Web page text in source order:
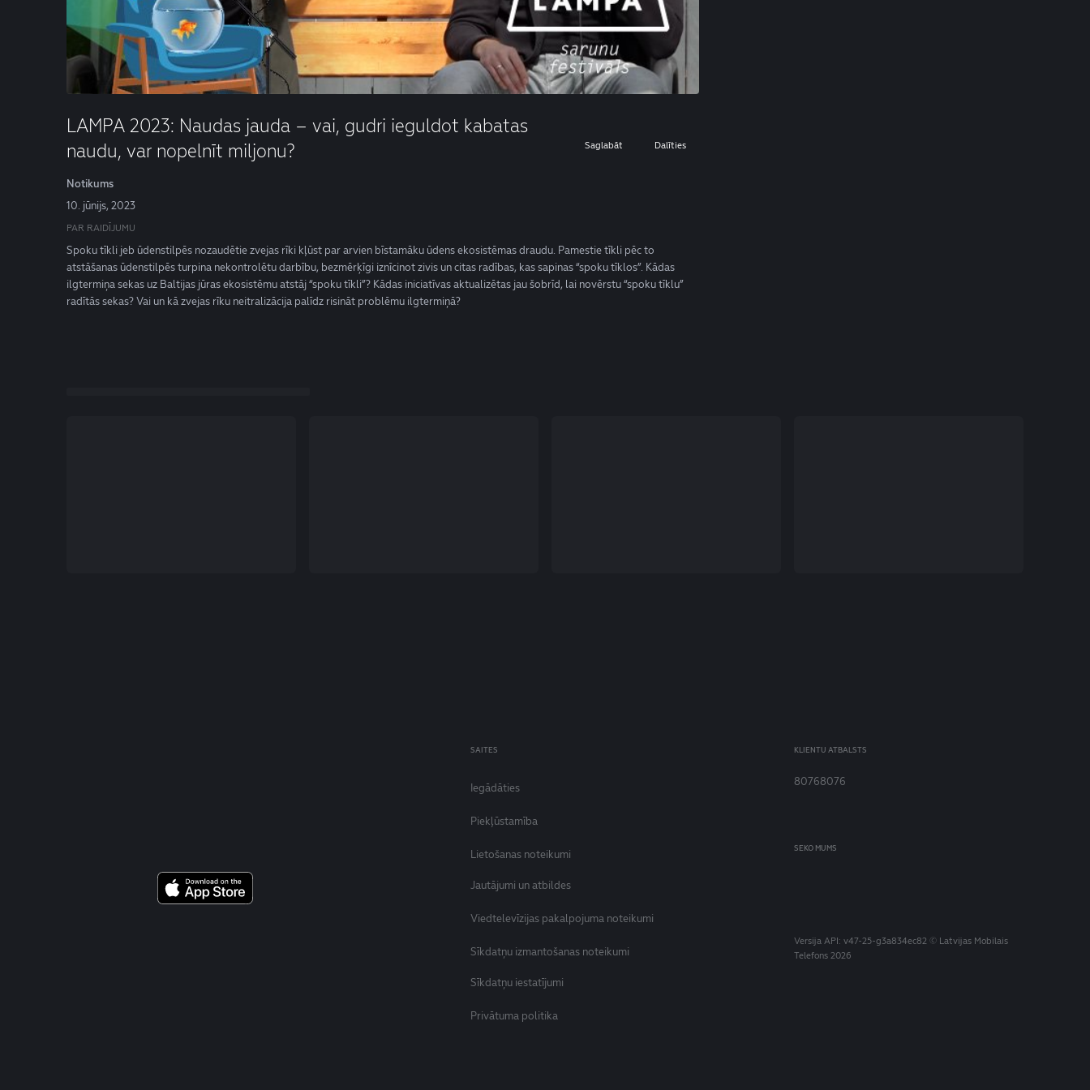
LAMPA 2023: Naudas jauda – vai, gudri ieguldot kabatas
naudu, var nopelnīt miljonu?
Saglabāt Dalīties
Notikums
10. jūnijs, 2023
PAR RAIDĪJUMU
Spoku tīkli jeb ūdenstilpēs nozaudētie zvejas rīki kļūst par arvien bīstamāku ūdens ekosistēmas draudu. Pamestie tīkli pēc to
atstāšanas ūdenstilpēs turpina nekontrolētu darbību, bezmērķīgi iznīcinot zivis un citas radības, kas sapinas “spoku tīklos”. Kādas
ilgtermiņa sekas uz Baltijas jūras ekosistēmu atstāj “spoku tīkli”? Kādas iniciatīvas aktualizētas jau šobrīd, lai novērstu “spoku tīklu”
radītās sekas? Vai un kā zvejas rīku neitralizācija palīdz risināt problēmu ilgtermiņā?
SAITES
Iegādāties
Piekļūstamība
Lietošanas noteikumi
Jautājumi un atbildes
Viedtelevīzijas pakalpojuma noteikumi
Sīkdatņu izmantošanas noteikumi
Sīkdatņu iestatījumi
Privātuma politika
KLIENTU ATBALSTS
80768076
SEKO MUMS
Versija API: v47-25-g3a834ec82© Latvijas Mobilais
Telefons 2026